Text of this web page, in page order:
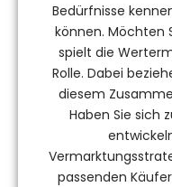
Bedürfnisse
können. Möchten
spielt die
Rolle. Dabei
diesem
Haben Sie sich
passenden